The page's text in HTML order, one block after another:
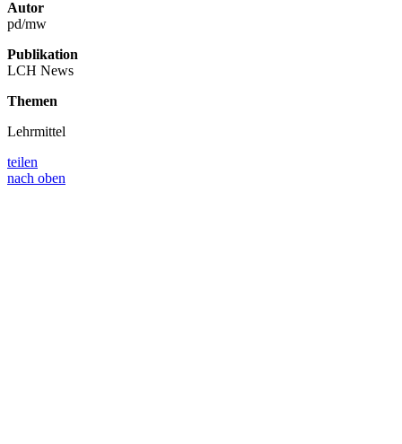
Autor
pd/mw
Publikation
LCH News
Themen
Lehrmittel
teilen
nach oben